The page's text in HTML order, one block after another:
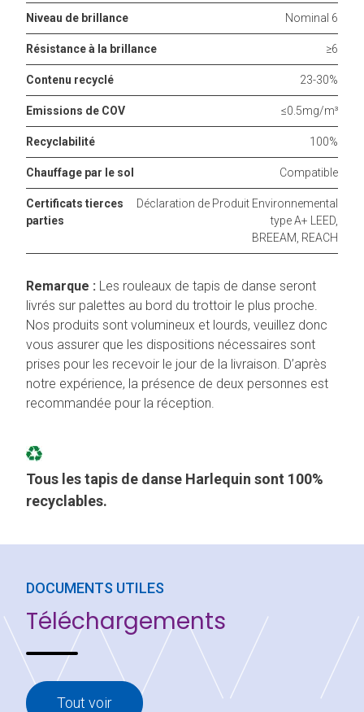
Niveau de brillance Nominal 6
Résistance à la brillance ≥6
Contenu recyclé 23-30%
Emissions de COV ≤0.5mg/m³
Recyclabilité 100%
Chauffage par le sol Compatible
Certificats tierces
parties
Déclaration de Produit Environnemental
type A+ LEED,
BREEAM, REACH
Remarque : Les rouleaux de tapis de danse seront
livrés sur palettes au bord du trottoir le plus proche.
Nos produits sont volumineux et lourds, veuillez donc
vous assurer que les dispositions nécessaires sont
prises pour les recevoir le jour de la livraison. D’après
notre expérience, la présence de deux personnes est
recommandée pour la réception.
Tous les tapis de danse Harlequin sont 100%
recyclables.
DOCUMENTS UTILES
Téléchargements
Tout voir